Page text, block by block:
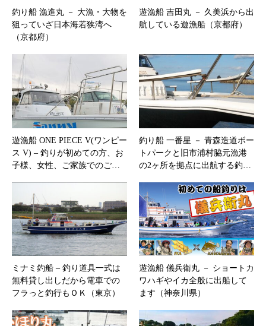
釣り船 漁進丸 － 大漁・大物を
狙っていざ日本海若狭湾へ
（京都府）
遊漁船 吉田丸 － 久美浜から出
航している遊漁船（京都府）
遊漁船 ONE PIECE V(ワンピー
ス V) – 釣りが初めての方、お
子様、女性、ご家族でのご…
釣り船 一番星 － 青森造道ボー
トパークと旧市浦村脇元漁港
の2ヶ所を拠点に出航する釣…
ミナミ釣船 – 釣り道具一式は
無料貸し出しだから電車での
フラっと釣行もＯＫ（東京）
遊漁船 儀兵衛丸 － ショートカ
ワハギやイカ全般に出船して
ます（神奈川県）